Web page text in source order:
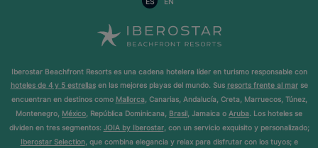
Iberostar Beachfront Resorts es una cadena hotelera líder en turismo responsable con
hoteles de 4 y 5 estrellasen las mejores playas del mundo. Sus resorts frente al marse
encuentran en destinos como Mallorca, Canarias, Andalucía, Creta, Marruecos, Túnez,
Montenegro, México, República Dominicana, Brasil, Jamaica o Aruba. Los hoteles se
dividen en tres segmentos: JOIA by Iberostar, con un servicio exquisito y personalizado;
Iberostar Selection, que combina elegancia y relax para disfrutar con los tuyos; e